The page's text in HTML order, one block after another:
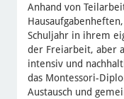
Anhand von
Schuljahr in ihrem
der Freiarbeit, aber
intensiv und
das Montessori-
Austausch und